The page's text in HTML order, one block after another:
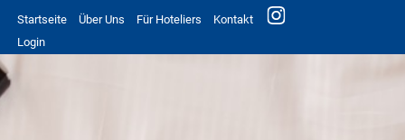
Startseite Über Uns Für Hoteliers
Kontakt
Login